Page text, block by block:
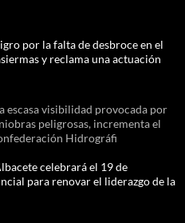
por la falta de desbroce en el
y reclama una actuación
escasa visibilidad provocada por
peligrosas, incrementa el
Hidrográfi
celebrará el 19 de
para renovar el liderazgo de la